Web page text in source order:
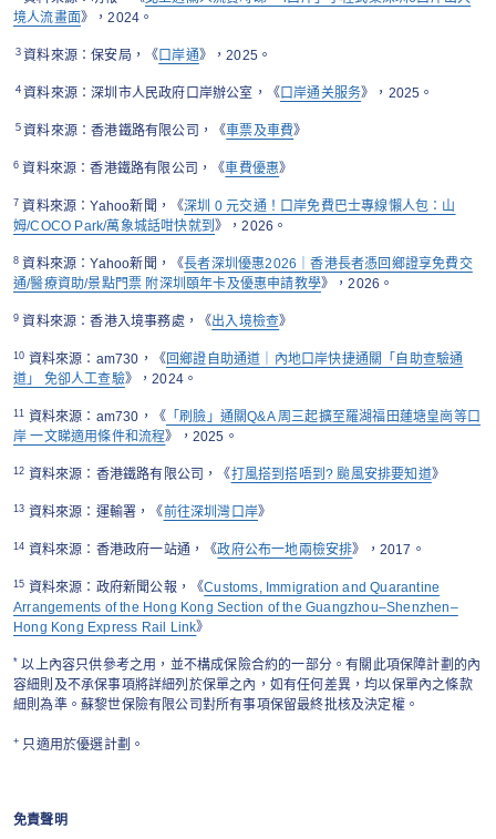
境人流畫面》，2024。
３資料來源：保安局，《口岸通》，2025。
４資料來源：深圳市人民政府口岸辦公室，《口岸通关服务》，2025。
５資料來源：香港鐵路有限公司，《車票及車費》
6資料來源：香港鐵路有限公司，《車費優惠》
7資料來源：Yahoo新聞，《深圳 0 元交通！口岸免費巴士專線懶人包：山
姆/COCO Park/萬象城話咁快就到 》，2026。
8資料來源：Yahoo新聞，《長者深圳優惠2026｜香港長者憑回鄉證享免費交
通/醫療資助/景點門票 附深圳頤年卡及優惠申請教學》，2026。
9資料來源：香港入境事務處，《出入境檢查》
10 資料來源：am730，《回鄉證自助通道｜內地口岸快捷通關「自助查驗通
道」 免卻人工查驗》，2024。
11 資料來源：am730，《 「刷臉」通關Q&A 周三起擴至羅湖福田蓮塘皇崗等口
岸 一文睇適用條件和流程》，2025。
12 資料來源：香港鐵路有限公司，《打風搭到搭唔到? 颱風安排要知道》
13 資料來源：運輸署，《前往深圳灣口岸》
14 資料來源：香港政府一站通，《政府公布一地兩檢安排》，2017。
15 資料來源：政府新聞公報，《Customs, Immigration and Quarantine
Arrangements of the Hong Kong Section of the Guangzhou–Shenzhen–
Hong Kong Express Rail Link》
* 以上內容只供參考之用，並不構成保險合約的一部分。有關此項保障計劃的內
容細則及不承保事項將詳細列於保單之內，如有任何差異，均以保單內之條款
細則為準。蘇黎世保險有限公司對所有事項保留最終批核及決定權。
+ 只適用於優選計劃。
免責聲明